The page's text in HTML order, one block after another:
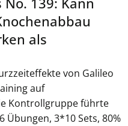
als
von Galileo
auf
Kontrollgruppe führte
3*10 Sets, 80%